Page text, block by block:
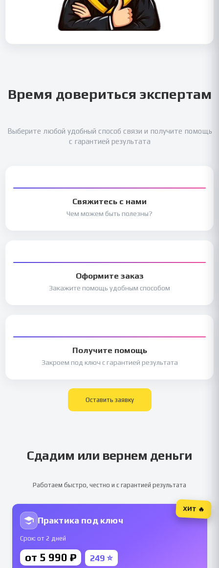
Время довериться экспертам
Выберите любой удобный способ связи и получите помощь
с гарантией результата
Свяжитесь с нами
Чем можем быть полезны?
Оформите заказ
Закажите помощь удобным способом
Получите помощь
Закроем под ключ с гарантией результата
Оставить заявку
Сдадим или вернем деньги
Работаем быстро, честно и с гарантией результата
Практика под ключ
Срок: от 2 дней
от 5 990 ₽ 249 ⭐
ХИТ 🔥